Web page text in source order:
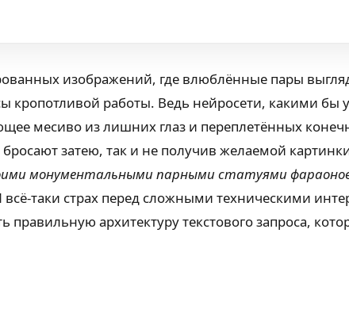
изображений, где влюблённые пары
кропотливой работы. Ведь нейросети, какими
месиво из лишних глаз и переплетённых
затею, так и не получив желаемой
монументальными парными статуями
всё-таки страх перед сложными техническими
архитектуру текстового запроса,